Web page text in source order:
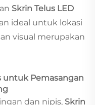
Skrin Telus LED
ideal untuk lokasi
visual merupakan
untuk Pemasangan
dan nipis, Skrin